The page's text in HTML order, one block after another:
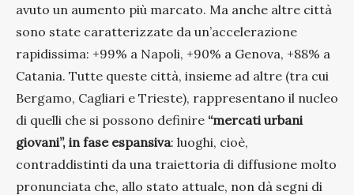
avuto un aumento più marcato. Ma anche altre città
sono state caratterizzate da un’accelerazione
rapidissima: +99% a Napoli, +90% a Genova, +88% a
Catania. Tutte queste città, insieme ad altre (tra cui
Bergamo, Cagliari e Trieste), rappresentano il nucleo
di quelli che si possono definire “mercati urbani
giovani”, in fase espansiva: luoghi, cioè,
contraddistinti da una traiettoria di diffusione molto
pronunciata che, allo stato attuale, non dà segni di